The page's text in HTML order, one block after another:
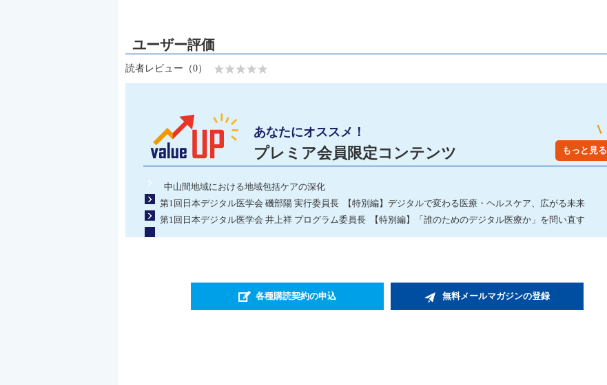
読者レビュー（0）
あなたにオススメ！
プレミア会員限定コンテンツ もっと見る
中山間地域における地域包括ケアの深化
第1回日本デジタル医学会 磯部陽 実行委員長 【特別編】デジタルで変わる医療・ヘルスケア、広がる未来
第1回日本デジタル医学会 井上祥 プログラム委員長 【特別編】「誰のためのデジタル医療か」を問い直す
各種購読契約の申込 無料メールマガジンの登録